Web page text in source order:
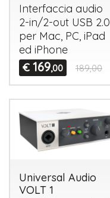
Interfaccia audio
2-in/2-out USB 2.0
per Mac, PC, iPad
ed iPhone
€ 169,00 189,00
Universal Audio
VOLT 1